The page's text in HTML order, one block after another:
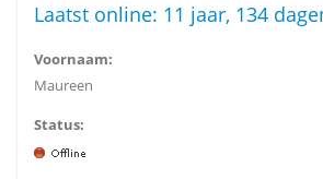
Laatst online: 11 jaar, 134
Voornaam:
Maureen
Status: